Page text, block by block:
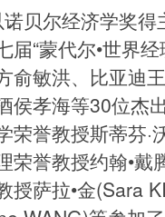
贝尔经济学奖得
“蒙代尔•世界
俞敏洪、比亚迪
侯孝海等30位杰
荣誉教授斯蒂芬·
荣誉教授约翰•
授萨拉•金(Sara